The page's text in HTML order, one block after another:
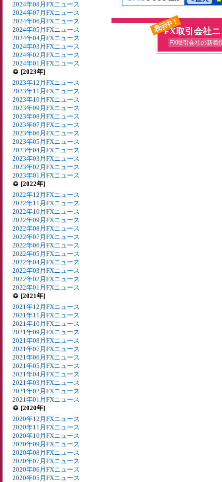
2024年08月FXニュース
2024年07月FXニュース
2024年06月FXニュース
2024年05月FXニュース
2024年04月FXニュース
2024年03月FXニュース
2024年02月FXニュース
2024年01月FXニュース
[2023年]
2023年12月FXニュース
2023年11月FXニュース
2023年10月FXニュース
2023年09月FXニュース
2023年08月FXニュース
2023年07月FXニュース
2023年06月FXニュース
2023年05月FXニュース
2023年04月FXニュース
2023年03月FXニュース
2023年02月FXニュース
2023年01月FXニュース
[2022年]
2022年12月FXニュース
2022年11月FXニュース
2022年10月FXニュース
2022年09月FXニュース
2022年08月FXニュース
2022年07月FXニュース
2022年06月FXニュース
2022年05月FXニュース
2022年04月FXニュース
2022年03月FXニュース
2022年02月FXニュース
2022年01月FXニュース
[2021年]
2021年12月FXニュース
2021年11月FXニュース
2021年10月FXニュース
2021年09月FXニュース
2021年08月FXニュース
2021年07月FXニュース
2021年06月FXニュース
2021年05月FXニュース
2021年04月FXニュース
2021年03月FXニュース
2021年02月FXニュース
2021年01月FXニュース
[2020年]
2020年12月FXニュース
2020年11月FXニュース
2020年10月FXニュース
2020年09月FXニュース
2020年08月FXニュース
2020年07月FXニュース
2020年06月FXニュース
2020年05月FXニュース
表示中！
FX取引会社
FX取引会社の新着